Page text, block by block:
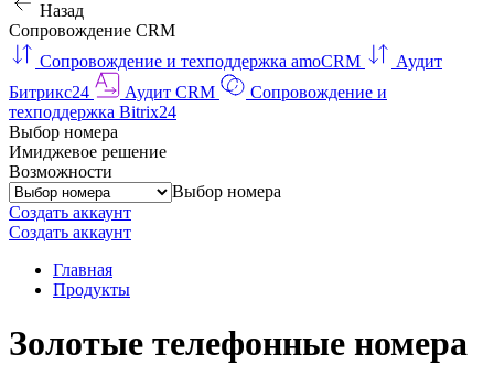
Назад
Сопровождение CRM
Сопровождение и техподдержка amoCRM
Аудит
Битрикс24
Аудит CRM
Сопровождение и
техподдержка Bitrix24
Выбор номера
Имиджевое решение
Возможности
Выбор номера
Создать аккаунт
Создать аккаунт
Главная
Продукты
Золотые телефонные номера